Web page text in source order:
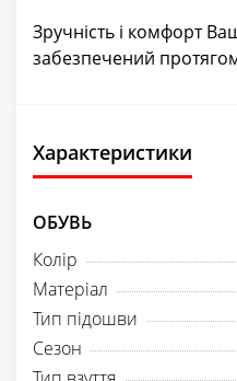
Зручність і комфорт
забезпечений
Характеристики
ОБУВЬ
Колір
Матеріал
Тип підошви
Сезон